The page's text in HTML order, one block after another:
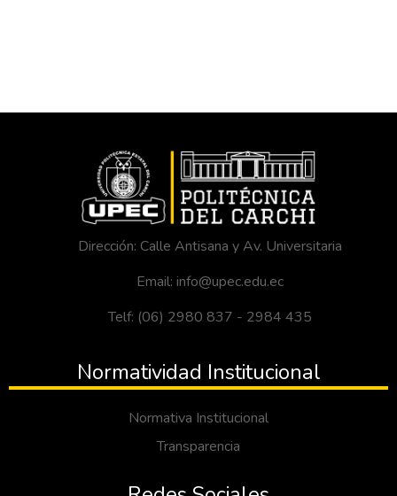
Dirección: Calle Antisana y Av. Universitaria
Email: info@upec.edu.ec
Telf: (06) 2980 837 - 2984 435
Normatividad Institucional
Normativa Institucional
Transparencia